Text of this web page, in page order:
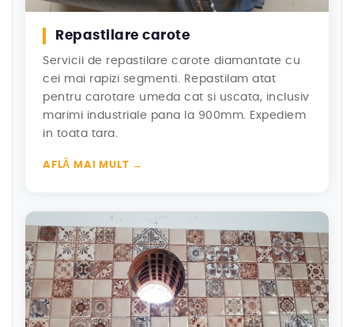
Repastilare carote
Servicii de repastilare carote diamantate cu
cei mai rapizi segmenti. Repastilam atat
pentru carotare umeda cat si uscata, inclusiv
marimi industriale pana la 900mm. Expediem
in toata tara.
AFLĂ MAI MULT →